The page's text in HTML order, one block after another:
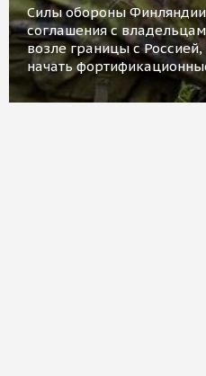
Силы обороны
соглашения с
возле границы с
начать